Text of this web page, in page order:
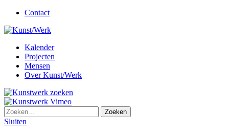
Contact
Kalender
Projecten
Mensen
Over Kunst/Werk
Sluiten